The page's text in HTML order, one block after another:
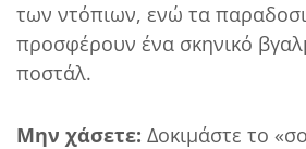
των ντόπιων, ενώ τα
προσφέρουν ένα σκηνικό
ποστάλ.
Μην χάσετε: Δοκιμάστε το